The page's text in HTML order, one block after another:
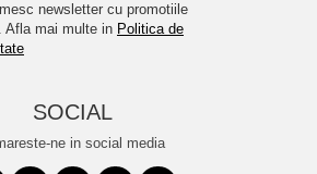
newsletter cu promotiile
Afla mai multe in Politica de
SOCIAL
ne in social media